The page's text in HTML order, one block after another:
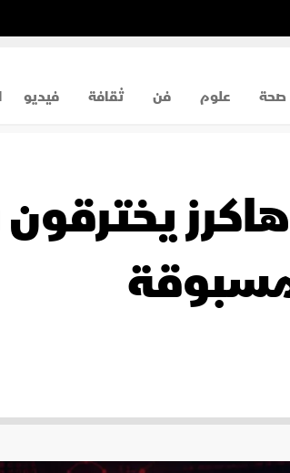
صحة علوم فن ثقافة فيديو